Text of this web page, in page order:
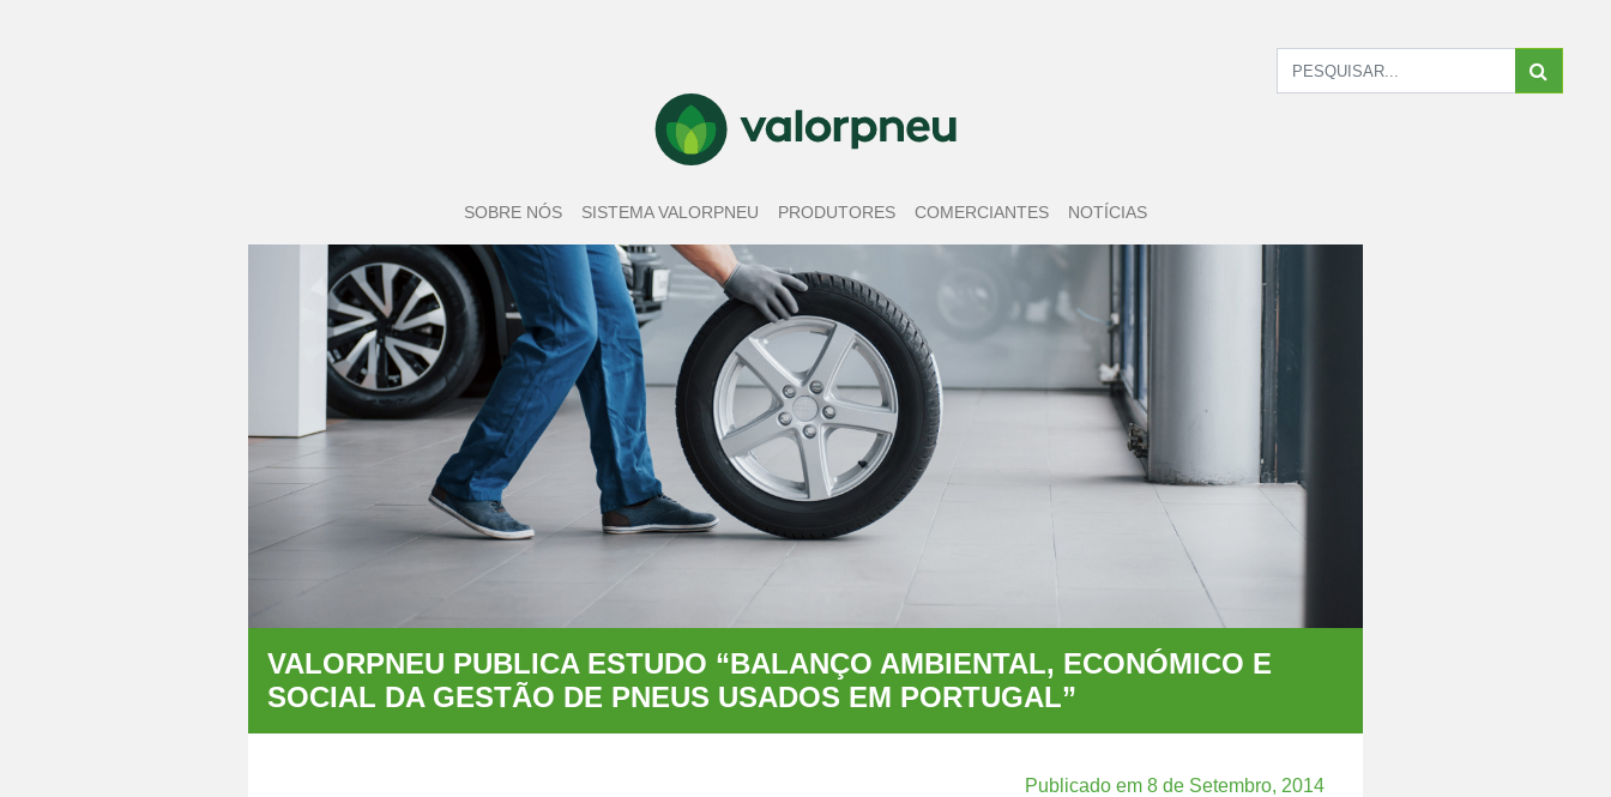
SOBRE NÓS SISTEMA VALORPNEU PRODUTORES COMERCIANTES NOTÍCIAS
VALORPNEU PUBLICA ESTUDO “BALANÇO AMBIENTAL, ECONÓMICO E
SOCIAL DA GESTÃO DE PNEUS USADOS EM PORTUGAL”
Publicado em 8 de Setembro, 2014